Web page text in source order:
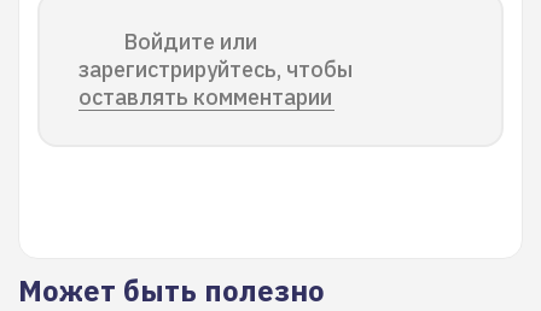
Войдите или
зарегистрируйтесь, чтобы
оставлять комментарии
Может быть полезно